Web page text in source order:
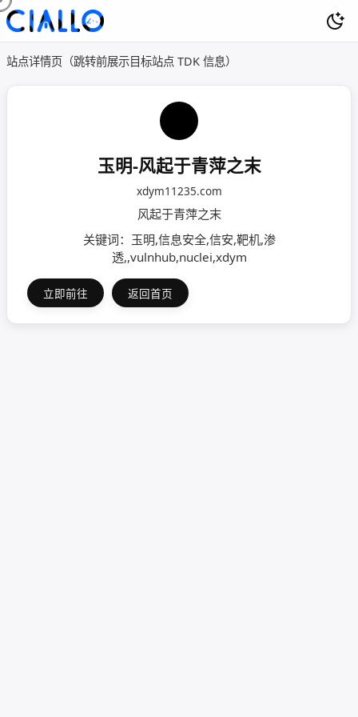
站点详情页（跳转前展示目标站点 TDK 信息）
玉明-风起于青萍之末
xdym11235.com
风起于青萍之末
关键词：玉明,信息安全,信安,靶机,渗
透,,vulnhub,nuclei,xdym
立即前往 返回首页